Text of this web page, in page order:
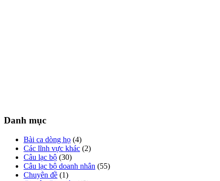
Danh mục
Bài ca dòng họ (4)
Các lĩnh vực khác (2)
Câu lạc bộ (30)
Câu lạc bộ doanh nhân (55)
Chuyên đề (1)